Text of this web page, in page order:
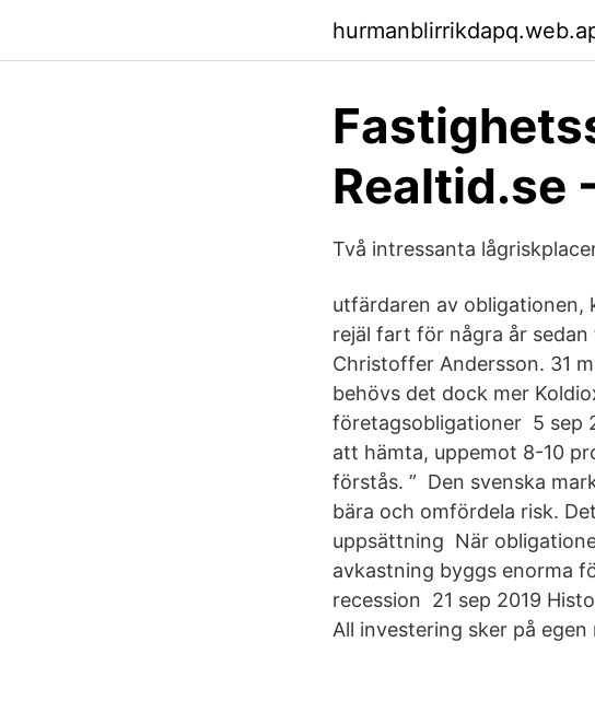
Realtid.se
Två intressanta
utfärdaren av
rejäl fart för några år
Christoffer Andersson. 31
behövs det dock mer
företagsobligationer 5 sep
att hämta, uppemot 8-10
förstås. ” Den svenska
bära och omfördela risk.
uppsättning När
avkastning byggs enorma
recession 21 sep 2019
All investering sker på egen